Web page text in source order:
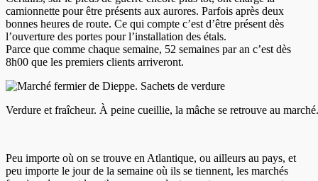
camionnette pour être présents aux aurores. Parfois après deux
bonnes heures de route. Ce qui compte c’est d’être présent dès
l’ouverture des portes pour l’installation des étals.
Parce que comme chaque semaine, 52 semaines par an c’est dès
8h00 que les premiers clients arriveront.
Verdure et fraîcheur. À peine cueillie, la mâche se retrouve au
Peu importe où on se trouve en Atlantique, ou ailleurs au pays, et
peu importe le jour de la semaine où ils se tiennent, les marchés